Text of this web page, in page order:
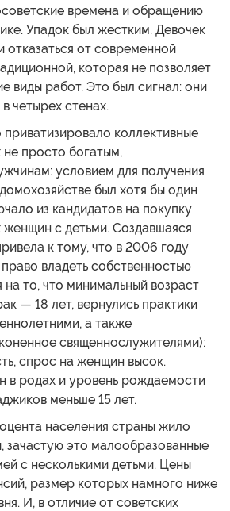
времена и обращению
Упадок был жестким. Девочек
отказаться от современной
которая не позволяет
виды работ. Это был сигнал: они
четырех стенах.
коллективные
просто богатым,
условием для получения
был хотя бы один
из кандидатов на покупку
женщин с детьми. Создавшаяся
к тому, что в 2006 году
владеть собственностью
то, что минимальный возраст
— 18 лет, вернулись практики
а также
священнослужителями):
спрос на женщин высок.
в родах и уровень рождаемости
меньше 15 лет.
населения страны жило
зачастую это малообразованные
с несколькими детьми. Цены
размер которых намного ниже
И, в отличие от советских